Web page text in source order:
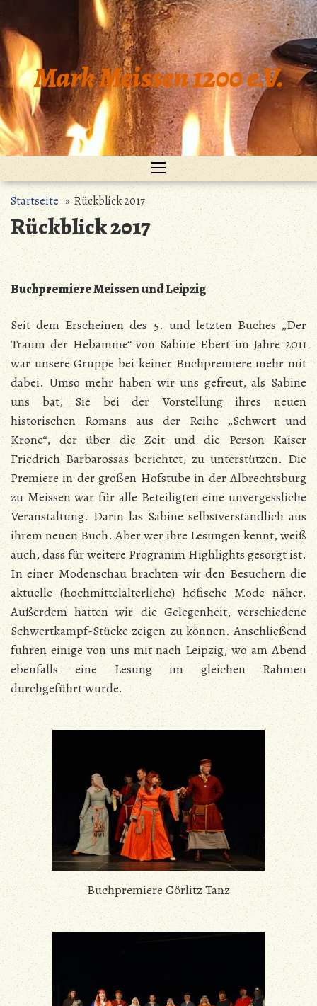
Inhalt
springen
Mark Meissen 1200 e.V.
Startseite» Rückblick 2017
Rückblick 2017
Buchpremiere Meissen und Leipzig
Seit dem Erscheinen des 5. und letzten Buches „Der
Traum der Hebamme“ von Sabine Ebert im Jahre 2011
war unsere Gruppe bei keiner Buchpremiere mehr mit
dabei. Umso mehr haben wir uns gefreut, als Sabine
uns bat, Sie bei der Vorstellung ihres neuen
historischen Romans aus der Reihe „Schwert und
Krone“, der über die Zeit und die Person Kaiser
Friedrich Barbarossas berichtet, zu unterstützen. Die
Premiere in der großen Hofstube in der Albrechtsburg
zu Meissen war für alle Beteiligten eine unvergessliche
Veranstaltung. Darin las Sabine selbstverständlich aus
ihrem neuen Buch. Aber wer ihre Lesungen kennt, weiß
auch, dass für weitere Programm Highlights gesorgt ist.
In einer Modenschau brachten wir den Besuchern die
aktuelle (hochmittelalterliche) höfische Mode näher.
Außerdem hatten wir die Gelegenheit, verschiedene
Schwertkampf-Stücke zeigen zu können. Anschließend
fuhren einige von uns mit nach Leipzig, wo am Abend
ebenfalls eine Lesung im gleichen Rahmen
durchgeführt wurde.
Buchpremiere Görlitz Tanz